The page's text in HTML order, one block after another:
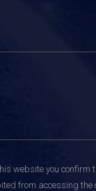
website you
from accessing